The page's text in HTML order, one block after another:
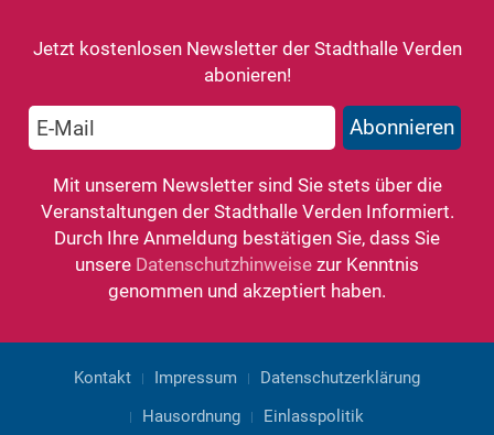
Jetzt kostenlosen Newsletter der Stadthalle Verden
abonieren!
Mit unserem Newsletter sind Sie stets über die
Veranstaltungen der Stadthalle Verden Informiert.
Durch Ihre Anmeldung bestätigen Sie, dass Sie
unsere Datenschutzhinweise zur Kenntnis
genommen und akzeptiert haben.
Kontakt Impressum
Datenschutzerklärung
Hausordnung
Einlasspolitik